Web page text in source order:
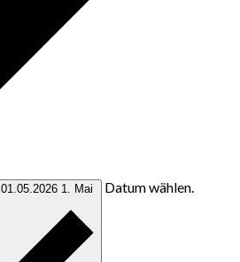
01.05.2026 1. Mai Datum wählen.